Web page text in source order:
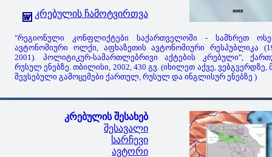
კრებულის ჩამოტვირთვა
"რეგიონული კონფლიქტები საქართველოში - სამხრეთ
ავტონომიური ოლქი, აფხაზეთის ავტონომიური რესპუბლიკა
2001). პოლიტიკურ-სამართლებრივი აქტების კრებული",
რუსულ ენებზე. თბილისი, 2002, 430 გვ. (იხილეთ აქვე, ვებგვერდზე,
შევსებული გამოცემები ქართულ, რუსულ და ინგლისურ ენებზე )
კრებულის შესახებ
შესავალი
სარჩევი
ავტორი